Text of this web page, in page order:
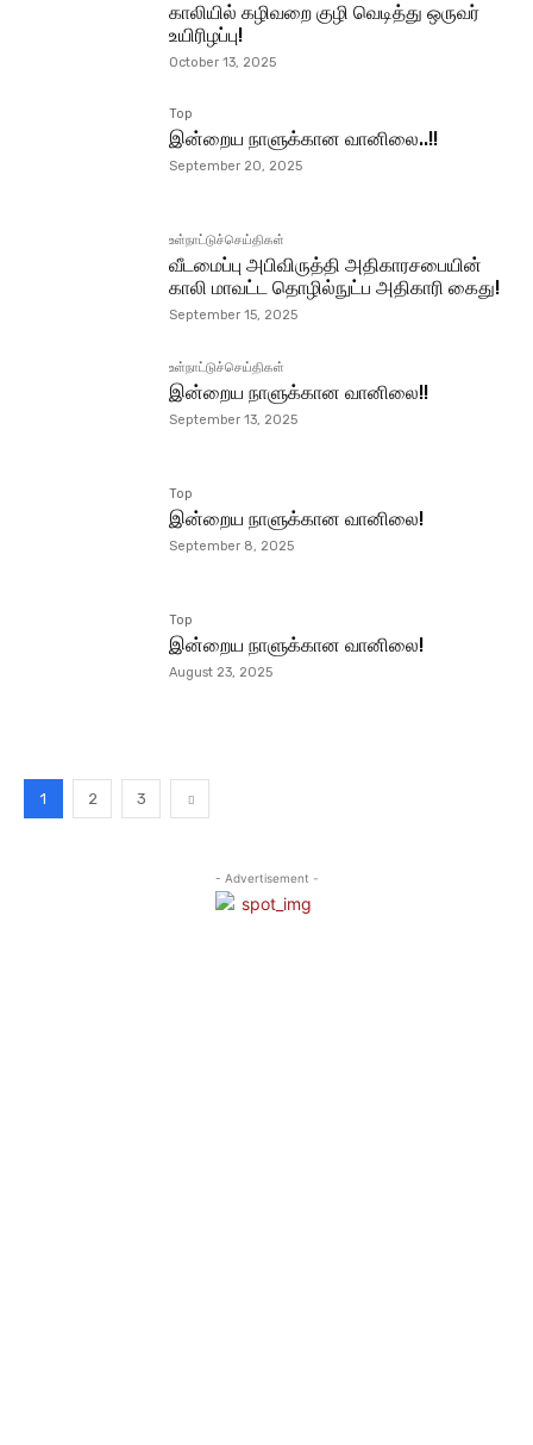
காலியில் கழிவறை குழி வெடித்து ஒருவர்
உயிரிழப்பு!
October 13, 2025
Top
இன்றைய நாளுக்கான வானிலை..!!
September 20, 2025
உள்நாட்டுச்செய்திகள்
வீடமைப்பு அபிவிருத்தி அதிகாரசபையின்
காலி மாவட்ட தொழில்நுட்ப அதிகாரி கைது!
September 15, 2025
உள்நாட்டுச்செய்திகள்
இன்றைய நாளுக்கான வானிலை!!
September 13, 2025
Top
இன்றைய நாளுக்கான வானிலை!
September 8, 2025
Top
இன்றைய நாளுக்கான வானிலை!
August 23, 2025
1 2 3
- Advertisement -